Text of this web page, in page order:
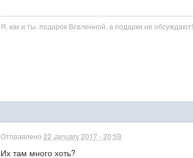
Я, как и ты, подарок Вселенной, а подарки не обсуждают!
Отправлено22 January 2017 - 20:59
Их там много хоть?